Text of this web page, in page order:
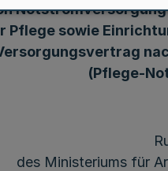
Pflege sowie
(Pflege-
des Ministeriums für